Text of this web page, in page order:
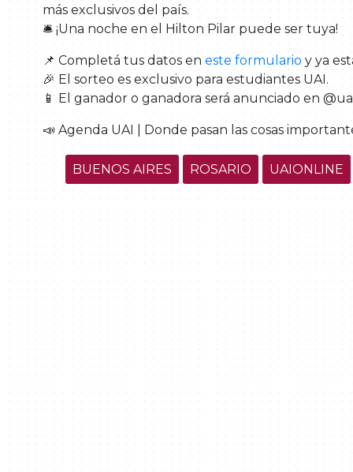
más exclusivos del país.
🛎️ ¡Una noche en el Hilton Pilar puede ser tuya!
📌 Completá tus datos en este formulario y ya
🎉 El sorteo es exclusivo para estudiantes UAI.
📱 El ganador o ganadora será anunciado en
📣 Agenda UAI | Donde pasan las cosas
BUENOS AIRES ROSARIO UAIONLINE